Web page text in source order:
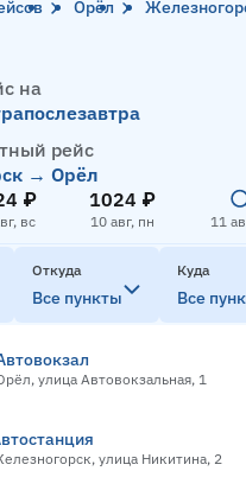
Орёл
на
послезавтра
рейс
→ Орёл
₽
вс
1024 ₽
10 авг, пн 11
Откуда
Все пункты
Куда
Все
улица Автовокзальная, 1
улица Никитина, 2